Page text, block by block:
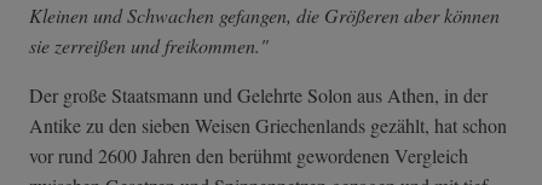
Kleinen und Schwachen gefangen, die Größeren aber können
sie zerreißen und freikommen."
Der große Staatsmann und Gelehrte Solon aus Athen, in der
Antike zu den sieben Weisen Griechenlands gezählt, hat schon
vor rund 2600 Jahren den berühmt gewordenen Vergleich